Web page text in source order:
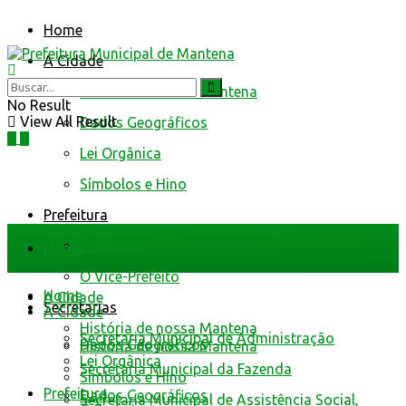
Home
A Cidade
História de nossa Mantena
Dados Geográficos
Lei Orgânica
Símbolos e Hino
Prefeitura
O Vice-Prefeito
Secretarias
Secretaria Municipal de Administração
Secretaria Municipal da Fazenda
Secretaria Municipal de Assistência Social,
No Result
View All Result
Home
A Cidade
História de nossa Mantena
Dados Geográficos
Home
A Cidade
História de nossa Mantena
Dados Geográficos
Lei Orgânica
Símbolos e Hino
Prefeitura